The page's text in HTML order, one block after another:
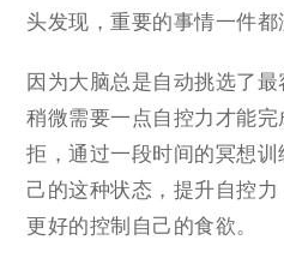
头发现，重要的事情一件都
因为大脑总是自动挑选了
稍微需要一点自控力才能
拒，通过一段时间的冥想
己的这种状态，提升自控力
更好的控制自己的食欲。